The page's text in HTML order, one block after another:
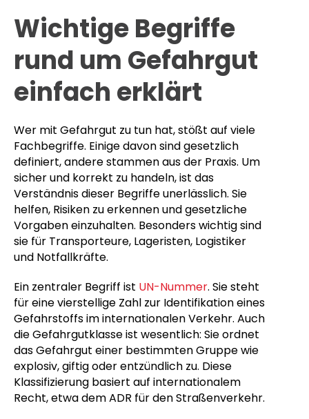
Wichtige Begriffe
rund um Gefahrgut
einfach erklärt
Wer mit Gefahrgut zu tun hat, stößt auf viele
Fachbegriffe. Einige davon sind gesetzlich
definiert, andere stammen aus der Praxis. Um
sicher und korrekt zu handeln, ist das
Verständnis dieser Begriffe unerlässlich. Sie
helfen, Risiken zu erkennen und gesetzliche
Vorgaben einzuhalten. Besonders wichtig sind
sie für Transporteure, Lageristen, Logistiker
und Notfallkräfte.
Ein zentraler Begriff ist UN-Nummer. Sie steht
für eine vierstellige Zahl zur Identifikation eines
Gefahrstoffs im internationalen Verkehr. Auch
die Gefahrgutklasse ist wesentlich: Sie ordnet
das Gefahrgut einer bestimmten Gruppe wie
explosiv, giftig oder entzündlich zu. Diese
Klassifizierung basiert auf internationalem
Recht, etwa dem ADR für den Straßenverkehr.